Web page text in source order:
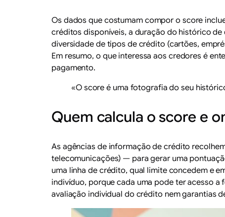
Os dados que costumam compor o score
créditos disponíveis, a duração do histórico
diversidade de tipos de crédito (cartões,
Em resumo, o que interessa aos credores é
pagamento.
«O score é uma fotografia do seu
Quem calcula o score e
As agências de informação de crédito
telecomunicações) — para gerar uma
uma linha de crédito, qual limite concedem e
indivíduo, porque cada uma pode ter acesso
avaliação individual do crédito nem garantias